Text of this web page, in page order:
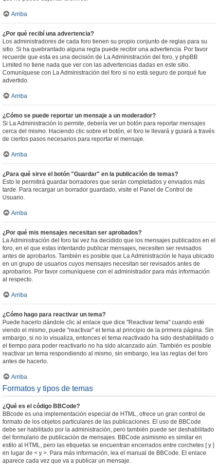
Arriba
¿Por qué recibí una advertencia?
Los administradores de cada foro tienen su propio conjunto de reglas para su
sitio. Si ha quebrantado alguna regla puede recibir una advertencia. Por favor
recuerde que esta es una decisión de La Administración del foro, y phpBB
Limited no tiene nada que ver con las advertencias dadas en este sitio.
Comuníquese con La Administración del foro si no está seguro de porqué fue
advertido.
Arriba
¿Cómo se puede reportar un mensaje a un moderador?
Si La Administración lo permite, debería ver un botón para reportar mensajes
cerca del mismo. Haciendo clic sobre el botón, el foro le llevará y guiará a través
de ciertos pasos necesarios para reportar el mensaje.
Arriba
¿Para qué sirve el botón "Guardar" en la publicación de temas?
Esto le permitirá guardar borradores que serán completados y enviados más
tarde. Para recargar un borrador guardado, visite el Panel de Control de
Usuario.
Arriba
¿Por qué mis mensajes necesitan ser aprobados?
La Administración del foro tal vez ha decidido que los mensajes publicados en el
foro, en el que estas intentando publicar mensajes, necesiten ser revisados
antes de aprobarlos. También es posible que La Administración le haya ubicado
en un grupo de usuarios cuyos mensajes necesitan ser revisados antes de
aprobarlos. Por favor comuníquese con el administrador para más información
al respecto.
Arriba
¿Cómo hago para reactivar un tema?
Puede hacerlo dándole clic al enlace que dice "Reactivar tema" cuando esté
viendo el mismo, puede "reactivar" el tema al principio de la primera página. Sin
embargo, si no lo visualiza, entonces el tema reactivado ha sido deshabilitado o
el tiempo para poder reactivarlo no ha sido alcanzado aún. También es posible
reactivar un tema respondiendo al mismo, sin embargo, lea las reglas del foro
antes de hacerlo.
Arriba
Formatos y tipos de temas
¿Qué es el código BBCode?
BBcode es una implementación especial de HTML, ofrece un gran control de
formato de los objetos particulares de las publicaciones. El uso de BBCode
debe ser habilitado por la administración, pero también puede ser deshabilitado
del formulario de publicación de mensajes. BBCode asimismo es similar en
estilo al HTML, pero las etiquetas se encuentran encerrados entre corchetes [ y ]
en lugar de < y >. Para más información, lea el manual de BBCode. El enlace
aparece cada vez que va a publicar un mensaje.